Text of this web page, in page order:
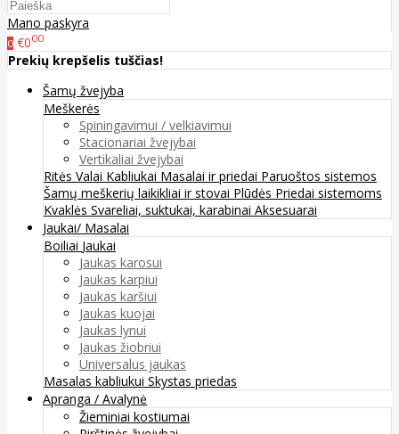
Mano paskyra
0 €000
Prekių krepšelis tuščias!
Šamų žvejyba
Meškerės
Spiningavimui / velkiavimui
Stacionariai žvejybai
Vertikaliai žvejybai
Ritės Valai Kabliukai Masalai ir priedai Paruoštos sistemos
Šamų meškerių laikikliai ir stovai Plūdės Priedai sistemoms
Kvaklės Svareliai, suktukai, karabinai Aksesuarai
Jaukai/ Masalai
Boiliai Jaukai
Jaukas karosui
Jaukas karpiui
Jaukas karšiui
Jaukas kuojai
Jaukas lynui
Jaukas žiobriui
Universalus jaukas
Masalas kabliukui Skystas priedas
Apranga / Avalynė
Žieminiai kostiumai